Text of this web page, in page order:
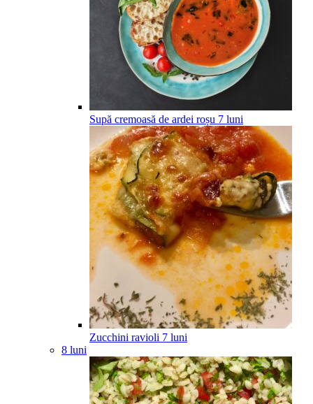
Supă cremoasă de ardei roșu 7 luni
Zucchini ravioli 7 luni
8 luni